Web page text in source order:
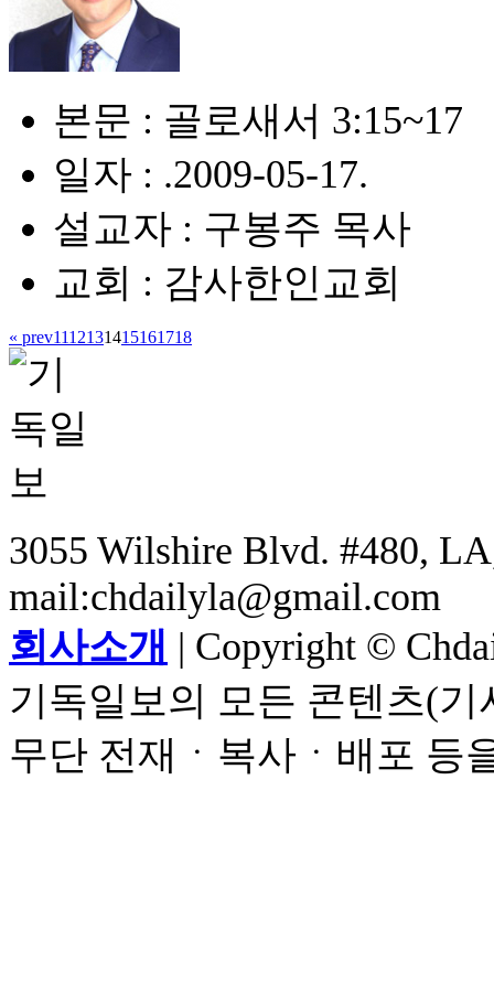
본문 : 골로새서 3:15~17
일자 : .2009-05-17.
설교자 : 구봉주 목사
교회 : 감사한인교회
« prev1112131415161718
3055 Wilshire Blvd. #480,
mail:chdailyla@gmail.com
회사소개 | Copyright ©
기독일보의 모든 콘텐츠(
무단 전재ㆍ복사ㆍ배포 등